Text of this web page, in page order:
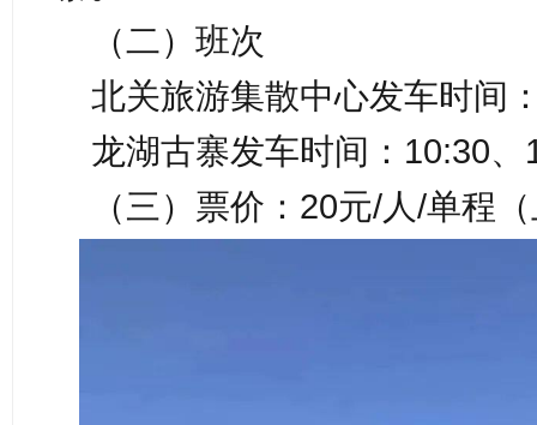
（二）班次
北关旅游集散中心发车时间
龙湖古寨发车时间：10:30、
（三）票价：20元/人/单程